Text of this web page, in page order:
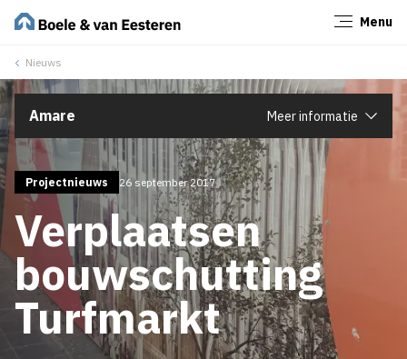
Menu
Nieuws
Amare Meer informatie
Projectnieuws 26 september 2017
Verplaatsen
bouwschutting
Turfmarkt
Sluiten